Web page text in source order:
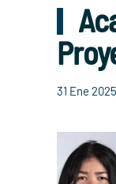
31 Ene 2025